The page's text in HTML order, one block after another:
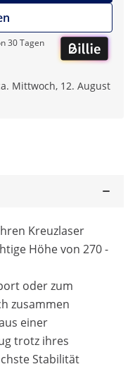
30 Tagen
Mittwoch, 12. August
Kreuzlaser
Höhe von 270 -
oder zum
zusammen
einer
trotz ihres
Stabilität